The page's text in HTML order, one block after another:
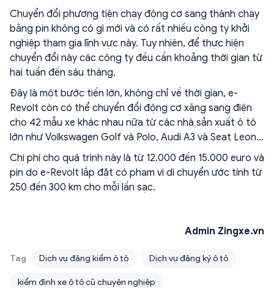
Chuyển đổi phương tiện chạy động cơ sang thành chạy
bằng pin không có gì mới và có rất nhiều công ty khởi
nghiệp tham gia lĩnh vực này. Tuy nhiên, để thực hiện
chuyển đổi này các công ty đều cần khoảng thời gian từ
hai tuần đến sáu tháng.
Đây là một bước tiến lớn, không chỉ về thời gian, e-
Revolt còn có thể chuyển đổi động cơ xăng sang điện
cho 42 mẫu xe khác nhau nữa từ các nhà sản xuất ô tô
lớn như Volkswagen Golf và Polo, Audi A3 và Seat Leon...
Chi phí cho quá trình này là từ 12.000 đến 15.000 euro và
pin do e-Revolt lắp đặt có phạm vi di chuyển ước tính từ
250 đến 300 km cho mỗi lần sạc.
Admin Zingxe.vn
Tag Dịch vụ đăng kiểm ô tô Dịch vụ đăng ký ô tô
kiểm định xe ô tô cũ chuyên nghiệp